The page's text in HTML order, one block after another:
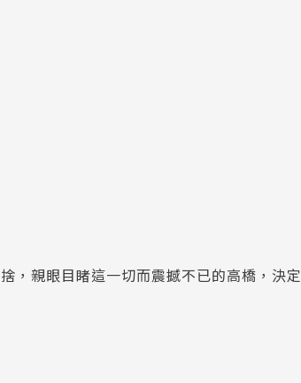
，親眼目睹這一切而震撼不已的高橋，決定